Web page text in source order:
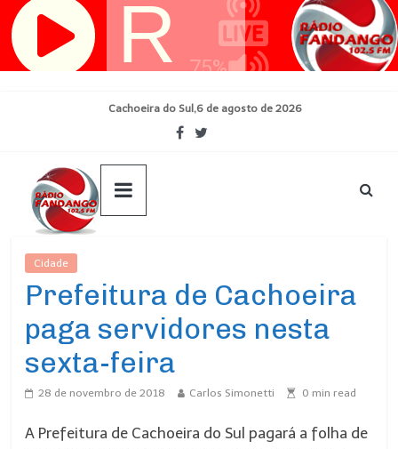
Pular
para
Cachoeira do Sul,6 de agosto de 2026
Cidade
Prefeitura de Cachoeira
paga servidores nesta
sexta-feira
28 de novembro de 2018 Carlos Simonetti 0 min read
A Prefeitura de Cachoeira do Sul pagará a folha de